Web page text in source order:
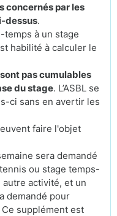
concernés par les
dessus.
temps à un stage
habilité à calculer le
pas cumulables
du stage. L’ASBL se
ci sans en avertir les
faire l'objet
sera demandé
ou stage temps-
activité, et un
demandé pour
supplément est